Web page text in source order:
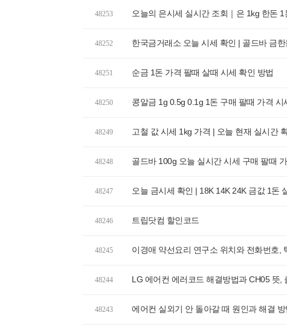
48253 오늘의 은시세 실시간 조회｜은 1kg 한돈
48252 한국금거래소 오늘 시세 확인 | 골드바 금
48251 순금 1돈 가격 팔때 살때 시세 확인 방법
48250 콩알금 1g 0.5g 0.1g 1돈 구매 팔때 가격 시
48249 고철 값 시세 1kg 가격 | 오늘 현재 실시간
48248 골드바 100g 오늘 실시간 시세 구매 팔때
48247 오늘 금시세 확인 | 18K 14K 24K 금값 1돈
48246 트립닷컴 할인코드
48245 이경애 약선요리 연구소 위치와 전화번호,
48244 LG 에어컨 에러코드 해결방법과 CH05 뜻,
48243 에어컨 실외기 안 돌아갈 때 원인과 해결 방